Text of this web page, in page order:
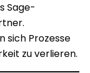
Sage-
sich Prozesse
zu verlieren.